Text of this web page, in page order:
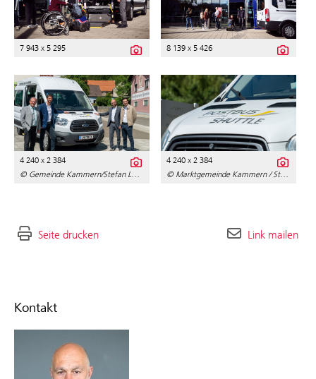
Kontakt
7 943 x 5 295 8 139 x 5 426
4 240 x 2 384
4 240 x 2 384
© Marktgemeinde Kammern / Stefan Lendl
Seite drucken Link mailen